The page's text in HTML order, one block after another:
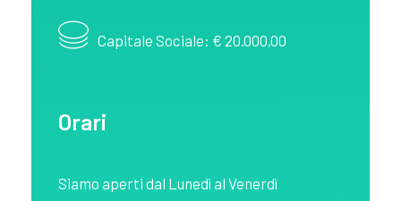
Capitale Sociale: € 20.000,00
Orari
Siamo aperti dal Lunedì al Venerdì